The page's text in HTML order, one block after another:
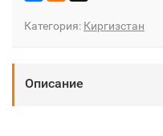
Категория: Киргизстан
Описание